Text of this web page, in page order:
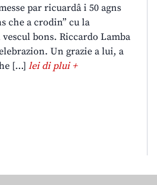
par ricuardâ i 50 agns
che a crodin” cu la
bons. Riccardo Lamba
Un grazie a lui, a
[…] lei di plui +